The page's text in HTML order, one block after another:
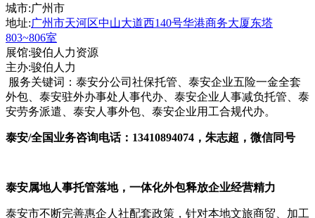
城市:广州市
地址:广州市天河区中山大道西140号华港商务大厦东塔
803~806室
展馆:骏伯人力资源
主办:骏伯人力
服务关键词：泰安分公司社保托管、泰安企业五险一金全套
外包、泰安驻外办事处人事代办、泰安企业人事减负托管、泰
安劳务派遣、泰安人事外包、泰安企业用工合规代办。
泰安/全国业务咨询电话：13410894074，朱志超，微信同号
泰安属地人事托管落地，一体化外包释放企业经营精力
泰安市不断完善惠企人社配套政策，针对本地文旅商贸、加工